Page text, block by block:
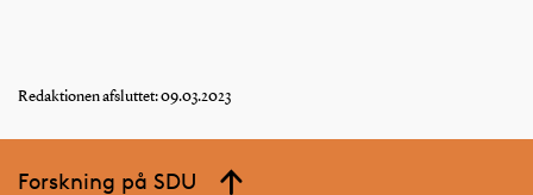
Redaktionen afsluttet: 09.03.2023
Forskning på SDU